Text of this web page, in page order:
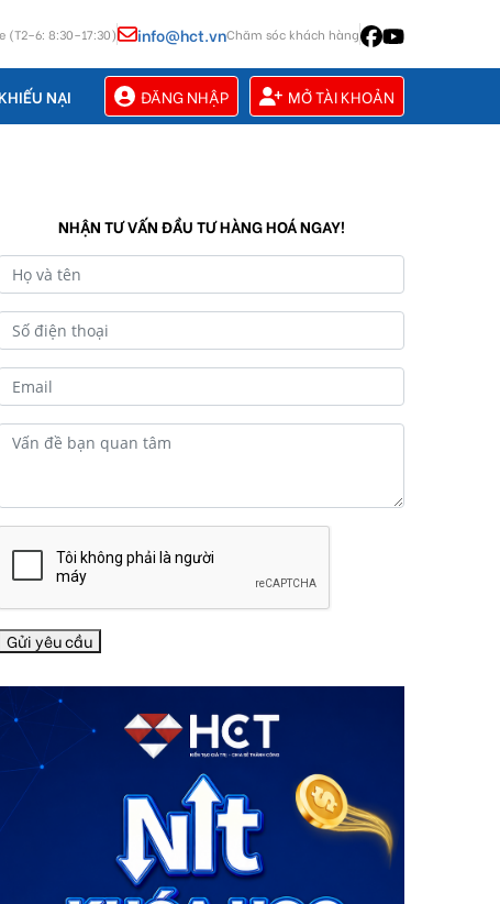
(T2–6: 8:30–17:30) info@hct.vnChăm sóc khách hàng
NẠI ĐĂNG NHẬP MỞ TÀI KHOẢN
NHẬN TƯ VẤN ĐẦU TƯ HÀNG HOÁ NGAY!
Gửi yêu cầu